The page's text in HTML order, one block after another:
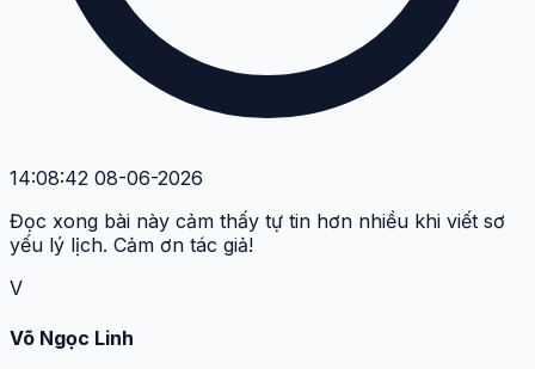
14:08:42 08-06-2026
Đọc xong bài này cảm thấy tự tin hơn nhiều khi viết sơ
yếu lý lịch. Cảm ơn tác giả!
V
Võ Ngọc Linh